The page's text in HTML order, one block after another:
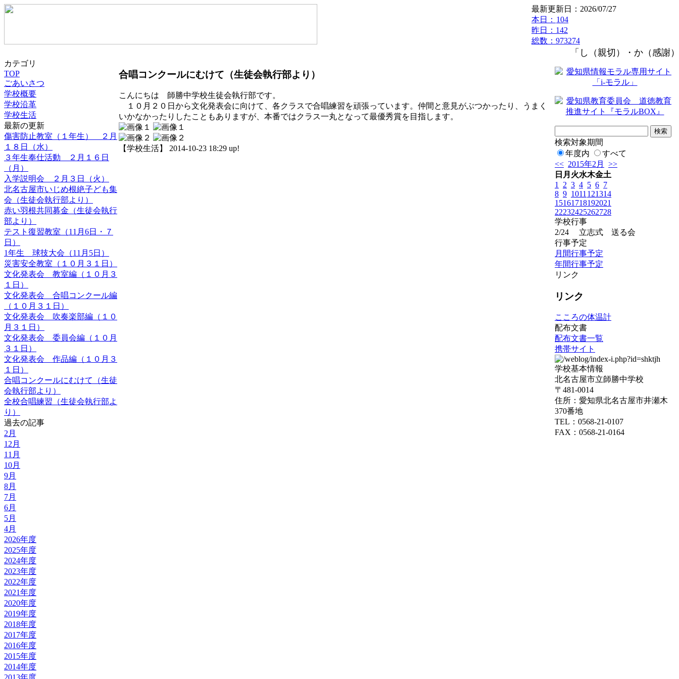
最新更新日：2026/07/27
本日： 104
昨日：142
総数：973274
「し（親切）・か（感謝
カテゴリ
TOP
ごあいさつ
学校概要
学校沿革
学校生活
最新の更新
傷害防止教室（１年生） ２月
１８日（水）
３年生奉仕活動 ２月１６日
（月）
入学説明会 ２月３日（火）
北名古屋市いじめ根絶子ども集
会（生徒会執行部より）
赤い羽根共同募金（生徒会執行
部より）
テスト復習教室（11月6日・７
日）
1年生 球技大会（11月5日）
災害安全教室（１０月３１日）
文化発表会 教室編（１０月３
１日）
文化発表会 合唱コンクール編
（１０月３１日）
文化発表会 吹奏楽部編（１０
月３１日）
文化発表会 委員会編（１０月
３１日）
文化発表会 作品編（１０月３
１日）
合唱コンクールにむけて（生徒
会執行部より）
全校合唱練習（生徒会執行部よ
り）
過去の記事
2月
12月
11月
10月
9月
8月
7月
6月
5月
4月
2026年度
2025年度
2024年度
2023年度
2022年度
2021年度
2020年度
2019年度
2018年度
2017年度
2016年度
2015年度
2014年度
2013年度
合唱コンクールにむけて（生徒会執行部より）
こんにちは 師勝中学校生徒会執行部です。
１０月２０日から文化発表会に向けて、各クラスで合唱練習を頑張っています。仲間と意見がぶつかったり、うまく
いかなかったりしたこともありますが、本番ではクラス一丸となって最優秀賞を目指します。
【学校生活】 2014-10-23 18:29 up!
検索対象期間
年度内
すべて
<< 2015年2月
>>
日 月 火水木金土
1
2 3 4 5 6 7
8 9 1011 121314
15161718192021
22232425262728
学校行事
2/24
立志式 送る会
行事予定
月間行事予定
年間行事予定
リンク
リンク
こころの体温計
配布文書
配布文書一覧
携帯サイト
学校基本情報
北名古屋市立師勝中学校
〒481-0014
住所：愛知県北名古屋市井瀬木
370番地
TEL：0568-21-0107
FAX：0568-21-0164